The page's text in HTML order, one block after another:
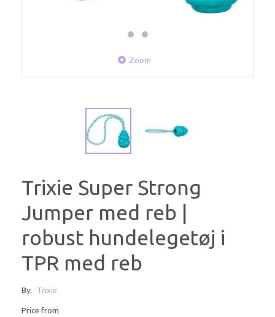
Zoom
Trixie Super Strong
Jumper med reb |
robust hundelegetøj i
TPR med reb
By: Trixie
Price from